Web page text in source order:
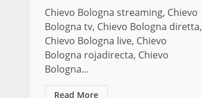
Chievo Bologna streaming, Chievo
Bologna tv, Chievo Bologna diretta,
Chievo Bologna live, Chievo
Bologna rojadirecta, Chievo
Bologna...
Read More